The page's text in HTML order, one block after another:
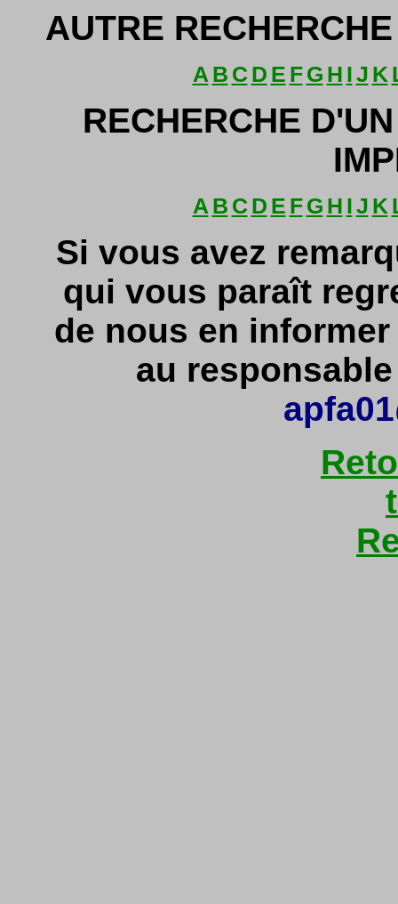
AUTRE
A B C D E F G H IJ K
RECHERCHE
A B C D E F G H IJ K
Si vous avez
qui vous paraît
de nous en
au